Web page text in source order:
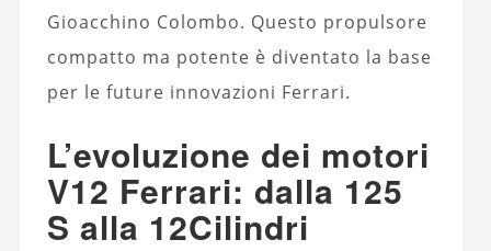
Gioacchino Colombo. Questo propulsore
compatto ma potente è diventato la base
per le future innovazioni Ferrari.
L’evoluzione dei motori
V12 Ferrari: dalla 125
S alla 12Cilindri